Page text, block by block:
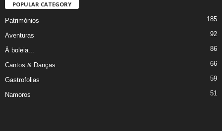
POPULAR CATEGORY
Patrimónios 185
Aventuras 92
À boleia... 86
Cantos & Danças 66
Gastrofolias 59
Namoros 51